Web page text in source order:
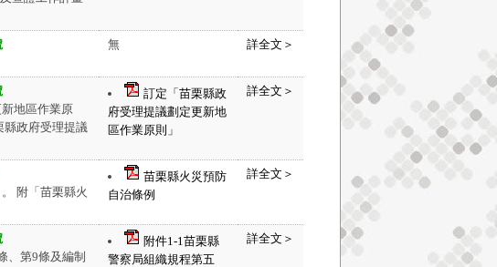
無 詳全文＞
地區作業原
縣政府受理提議
訂定「苗栗縣政
府受理提議劃定更新地
區作業原則」
詳全文＞
附「苗栗縣火
苗栗縣火災預防
自治條例
詳全文＞
、第9條及編制
附件1-1苗栗縣
警察局組織規程第五
詳全文＞